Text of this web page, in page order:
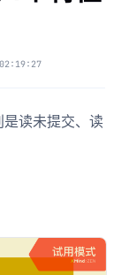
读未提交、读